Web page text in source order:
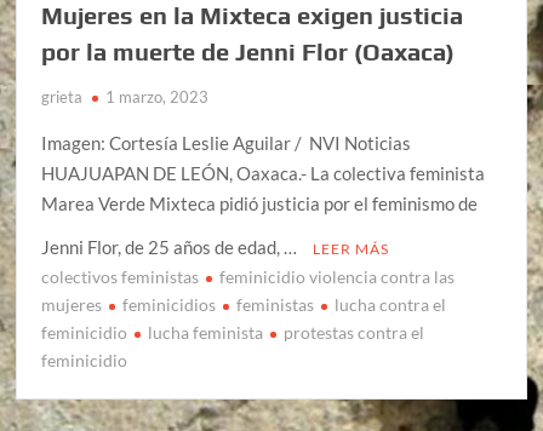
Mujeres en la Mixteca exigen justicia
por la muerte de Jenni Flor (Oaxaca)
grieta 1 marzo, 2023
Imagen: Cortesía Leslie Aguilar / NVI Noticias
HUAJUAPAN DE LEÓN, Oaxaca.- La colectiva feminista
Marea Verde Mixteca pidió justicia por el feminismo de
Jenni Flor, de 25 años de edad, …
LEER MÁS
colectivos feministas
feminicidio violencia contra las
mujeres
feminicidios feministas
lucha contra el
feminicidio
lucha feminista
protestas contra el
feminicidio